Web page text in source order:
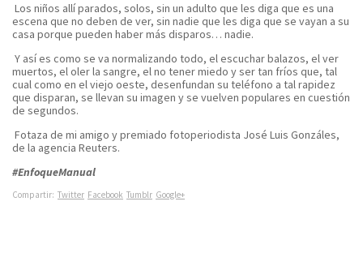
Los niños allí parados, solos, sin un adulto que les diga que es una
escena que no deben de ver, sin nadie que les diga que se vayan a su
casa porque pueden haber más disparos… nadie.
Y así es como se va normalizando todo, el escuchar balazos, el ver
muertos, el oler la sangre, el no tener miedo y ser tan fríos que, tal
cual como en el viejo oeste, desenfundan su teléfono a tal rapidez
que disparan, se llevan su imagen y se vuelven populares en cuestión
de segundos.
Fotaza de mi amigo y premiado fotoperiodista José Luis Gonzáles,
de la agencia Reuters.
#EnfoqueManual
Compartir: Twitter Facebook Tumblr Google+